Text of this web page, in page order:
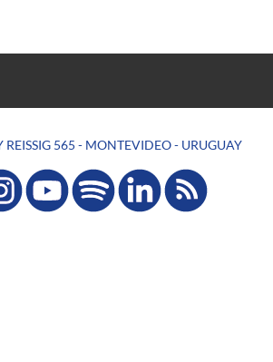
REISSIG 565 - MONTEVIDEO - URUGUAY